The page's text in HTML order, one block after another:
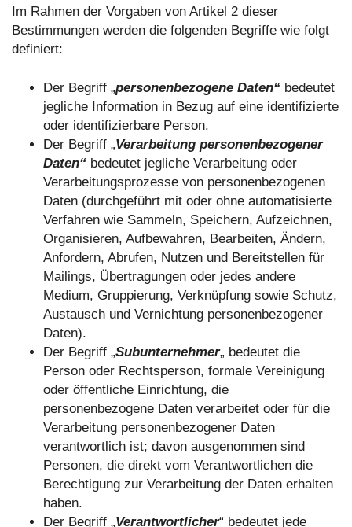
Im Rahmen der Vorgaben von Artikel 2 dieser
Bestimmungen werden die folgenden Begriffe wie folgt
definiert:
Der Begriff „personenbezogene Daten“ bedeutet
jegliche Information in Bezug auf eine identifizierte
oder identifizierbare Person.
Der Begriff „Verarbeitung personenbezogener
Daten“ bedeutet jegliche Verarbeitung oder
Verarbeitungsprozesse von personenbezogenen
Daten (durchgeführt mit oder ohne automatisierte
Verfahren wie Sammeln, Speichern, Aufzeichnen,
Organisieren, Aufbewahren, Bearbeiten, Ändern,
Anfordern, Abrufen, Nutzen und Bereitstellen für
Mailings, Übertragungen oder jedes andere
Medium, Gruppierung, Verknüpfung sowie Schutz,
Austausch und Vernichtung personenbezogener
Daten).
Der Begriff „Subunternehmer„ bedeutet die
Person oder Rechtsperson, formale Vereinigung
oder öffentliche Einrichtung, die
personenbezogene Daten verarbeitet oder für die
Verarbeitung personenbezogener Daten
verantwortlich ist; davon ausgenommen sind
Personen, die direkt vom Verantwortlichen die
Berechtigung zur Verarbeitung der Daten erhalten
haben.
Der Begriff „Verantwortlicher“ bedeutet jede